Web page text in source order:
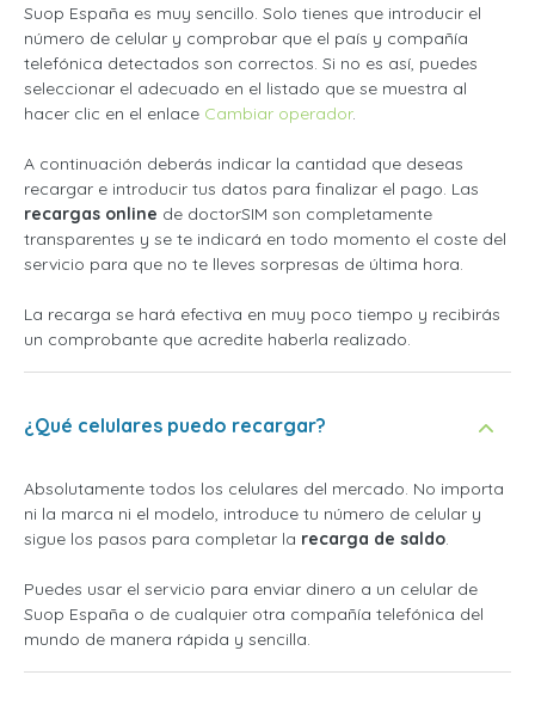
Suop España es muy sencillo. Solo tienes que introducir el
número de celular y comprobar que el país y compañía
telefónica detectados son correctos. Si no es así, puedes
seleccionar el adecuado en el listado que se muestra al
hacer clic en el enlace Cambiar operador.
A continuación deberás indicar la cantidad que deseas
recargar e introducir tus datos para finalizar el pago. Las
recargas online de doctorSIM son completamente
transparentes y se te indicará en todo momento el coste del
servicio para que no te lleves sorpresas de última hora.
La recarga se hará efectiva en muy poco tiempo y recibirás
un comprobante que acredite haberla realizado.
¿Qué celulares puedo recargar?
Absolutamente todos los celulares del mercado. No importa
ni la marca ni el modelo, introduce tu número de celular y
sigue los pasos para completar la recarga de saldo.
Puedes usar el servicio para enviar dinero a un celular de
Suop España o de cualquier otra compañía telefónica del
mundo de manera rápida y sencilla.